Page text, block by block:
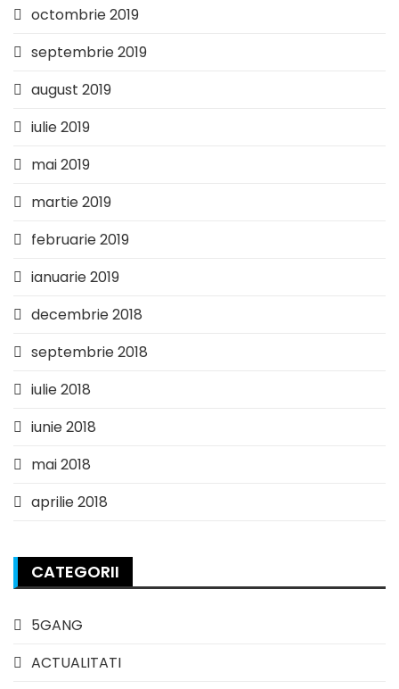
octombrie 2019
septembrie 2019
august 2019
iulie 2019
mai 2019
martie 2019
februarie 2019
ianuarie 2019
decembrie 2018
septembrie 2018
iulie 2018
iunie 2018
mai 2018
aprilie 2018
CATEGORII
5GANG
ACTUALITATI